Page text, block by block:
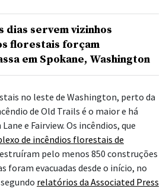
dias servem vizinhos
florestais forçam
em Spokane, Washington
no leste de Washington, perto da
de Old Trails é o maior e há
e Fairview. Os incêndios, que
de incêndios florestais de
pelo menos 850 construções
foram evacuadas desde o início, no
relatórios da Associated Press